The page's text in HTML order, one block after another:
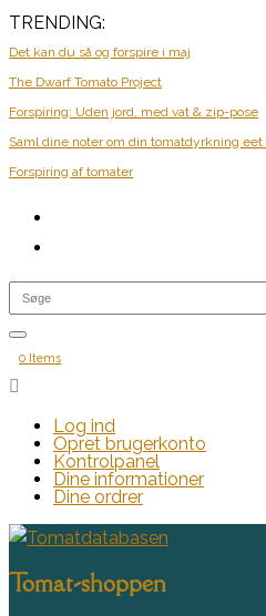
TRENDING:
Det kan du så og forspire i maj
The Dwarf Tomato Project
Forspiring: Uden jord, med vat & zip-pose
Saml dine noter om din tomatdyrkning eet
Forspiring af tomater
0 Items

Log ind
Opret brugerkonto
Kontrolpanel
Dine informationer
Dine ordrer
Tomat-shoppen